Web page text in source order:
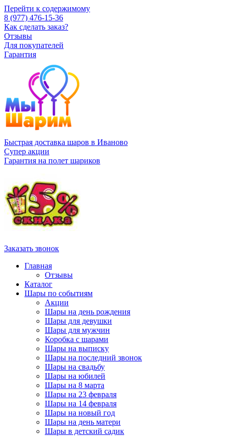
Перейти к содержимому
8 (977) 476-15-36
Как сделать заказ?
Отзывы
Для покупателей
Гарантия
Быстрая доставка шаров в Иваново
Супер акции
Гарантия на полет шариков
Заказать звонок
Главная
Отзывы
Каталог
Шары по событиям
Акции
Шары на день рождения
Шары для девушки
Шары для мужчин
Коробка с шарами
Шары на выписку
Шары на последний звонок
Шары на свадьбу
Шары на юбилей
Шары на 8 марта
Шары на 23 февраля
Шары на 14 февраля
Шары на новый год
Шары на день матери
Шары в детский садик